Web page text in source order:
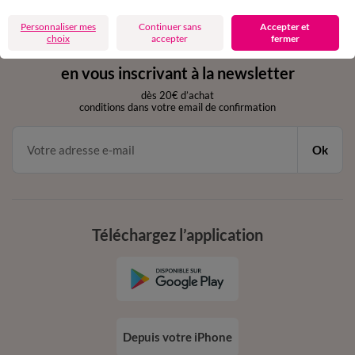
11€ Offerts
en vous inscrivant à la newsletter
dès 20€ d’achat
conditions dans votre email de confirmation
Ok
Téléchargez l’application
Depuis votre iPhone
Personnaliser mes
choix
Continuer sans
accepter
Accepter et
fermer